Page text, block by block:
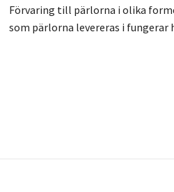
Förvaring till pärlorna i olika
som pärlorna levereras i